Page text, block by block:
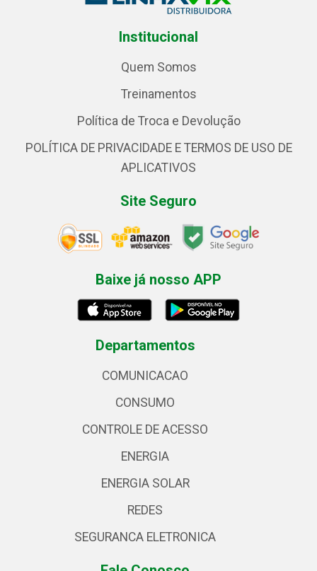
Institucional
Quem Somos
Treinamentos
Política de Troca e Devolução
POLÍTICA DE PRIVACIDADE E TERMOS DE USO DE
APLICATIVOS
Site Seguro
Baixe já nosso APP
Departamentos
COMUNICACAO
CONSUMO
CONTROLE DE ACESSO
ENERGIA
ENERGIA SOLAR
REDES
SEGURANCA ELETRONICA